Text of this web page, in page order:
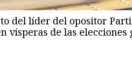
del líder del opositor
de las elecciones